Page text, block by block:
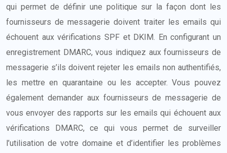
qui permet de définir une politique sur la façon dont les
fournisseurs de messagerie doivent traiter les emails qui
échouent aux vérifications SPF et DKIM. En configurant un
enregistrement DMARC, vous indiquez aux fournisseurs de
messagerie s’ils doivent rejeter les emails non authentifiés,
les mettre en quarantaine ou les accepter. Vous pouvez
également demander aux fournisseurs de messagerie de
vous envoyer des rapports sur les emails qui échouent aux
vérifications DMARC, ce qui vous permet de surveiller
l’utilisation de votre domaine et d’identifier les problèmes